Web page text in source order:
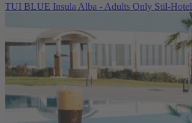
TUI BLUE Insula Alba - Adults Only Stil-Hotel